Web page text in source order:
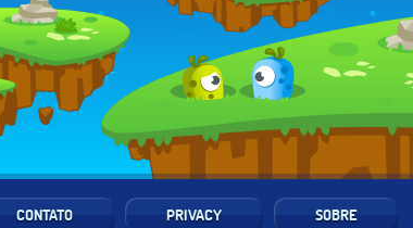
CONTATO PRIVACY SOBRE